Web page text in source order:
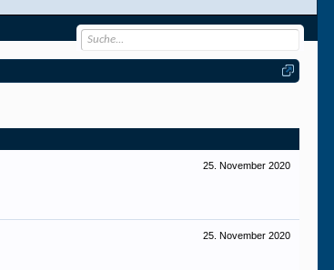
25. November 2020
25. November 2020